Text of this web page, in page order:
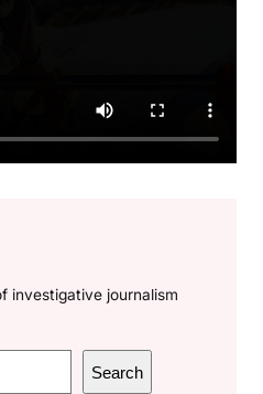
investigative journalism
Search